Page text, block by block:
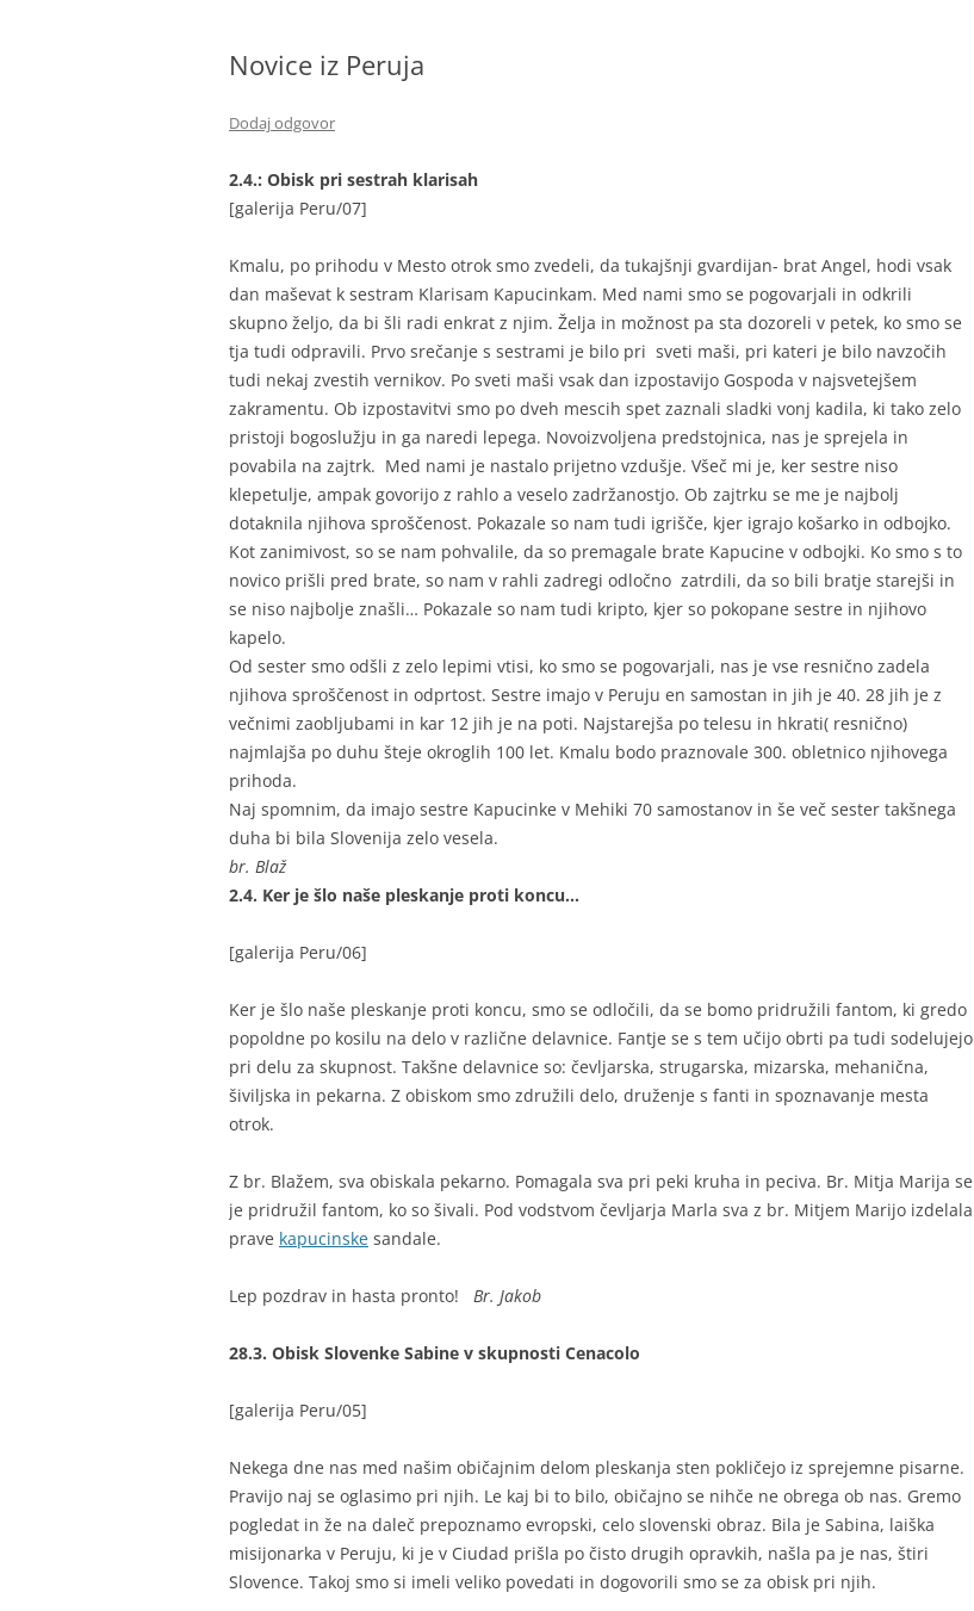
MINISTRANTI
ŽUPNIJSKI GOSPODARSKI SVET
Novice iz Peruja
Dodaj odgovor
2.4.: Obisk pri sestrah klarisah
[galerija Peru/07]
Kmalu, po prihodu v Mesto otrok smo zvedeli, da tukajšnji gvardijan- brat Angel, hodi vsak
dan maševat k sestram Klarisam Kapucinkam. Med nami smo se pogovarjali in odkrili
skupno željo, da bi šli radi enkrat z njim. Želja in možnost pa sta dozoreli v petek, ko smo se
tja tudi odpravili. Prvo srečanje s sestrami je bilo pri sveti maši, pri kateri je bilo navzočih
tudi nekaj zvestih vernikov. Po sveti maši vsak dan izpostavijo Gospoda v najsvetejšem
zakramentu. Ob izpostavitvi smo po dveh mescih spet zaznali sladki vonj kadila, ki tako zelo
pristoji bogoslužju in ga naredi lepega. Novoizvoljena predstojnica, nas je sprejela in
povabila na zajtrk. Med nami je nastalo prijetno vzdušje. Všeč mi je, ker sestre niso
klepetulje, ampak govorijo z rahlo a veselo zadržanostjo. Ob zajtrku se me je najbolj
dotaknila njihova sproščenost. Pokazale so nam tudi igrišče, kjer igrajo košarko in odbojko.
Kot zanimivost, so se nam pohvalile, da so premagale brate Kapucine v odbojki. Ko smo s to
novico prišli pred brate, so nam v rahli zadregi odločno zatrdili, da so bili bratje starejši in
se niso najbolje znašli… Pokazale so nam tudi kripto, kjer so pokopane sestre in njihovo
kapelo.
Od sester smo odšli z zelo lepimi vtisi, ko smo se pogovarjali, nas je vse resnično zadela
njihova sproščenost in odprtost. Sestre imajo v Peruju en samostan in jih je 40. 28 jih je z
večnimi zaobljubami in kar 12 jih je na poti. Najstarejša po telesu in hkrati( resnično)
najmlajša po duhu šteje okroglih 100 let. Kmalu bodo praznovale 300. obletnico njihovega
prihoda.
Naj spomnim, da imajo sestre Kapucinke v Mehiki 70 samostanov in še več sester takšnega
duha bi bila Slovenija zelo vesela.
br. Blaž
2.4. Ker je šlo naše pleskanje proti koncu…
[galerija Peru/06]
Ker je šlo naše pleskanje proti koncu, smo se odločili, da se bomo pridružili fantom, ki gredo
popoldne po kosilu na delo v različne delavnice. Fantje se s tem učijo obrti pa tudi sodelujejo
pri delu za skupnost. Takšne delavnice so: čevljarska, strugarska, mizarska, mehanična,
šiviljska in pekarna. Z obiskom smo združili delo, druženje s fanti in spoznavanje mesta
otrok.
Z br. Blažem, sva obiskala pekarno. Pomagala sva pri peki kruha in peciva. Br. Mitja Marija se
je pridružil fantom, ko so šivali. Pod vodstvom čevljarja Marla sva z br. Mitjem Marijo izdelala
prave kapucinske sandale.
Lep pozdrav in hasta pronto! Br. Jakob
28.3. Obisk Slovenke Sabine v skupnosti Cenacolo
[galerija Peru/05]
Nekega dne nas med našim običajnim delom pleskanja sten pokličejo iz sprejemne pisarne.
Pravijo naj se oglasimo pri njih. Le kaj bi to bilo, običajno se nihče ne obrega ob nas. Gremo
pogledat in že na daleč prepoznamo evropski, celo slovenski obraz. Bila je Sabina, laiška
misijonarka v Peruju, ki je v Ciudad prišla po čisto drugih opravkih, našla pa je nas, štiri
Slovence. Takoj smo si imeli veliko povedati in dogovorili smo se za obisk pri njih.